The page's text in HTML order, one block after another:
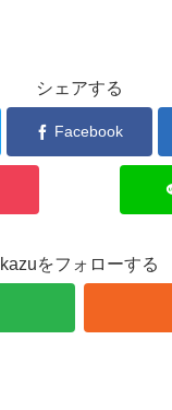
シェアする
Facebook
kazuをフォローする